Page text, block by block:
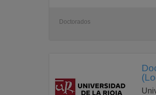
Doctorados